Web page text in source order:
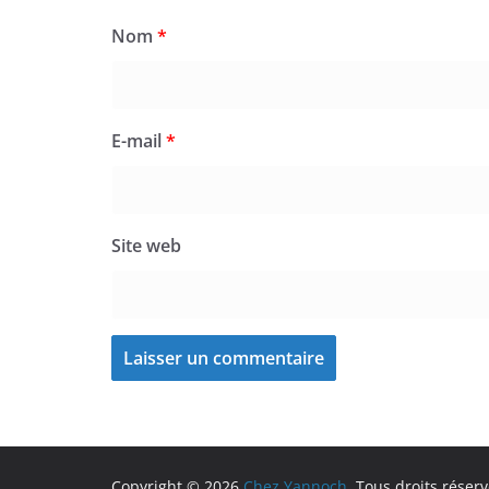
Nom *
E-mail*
Site web